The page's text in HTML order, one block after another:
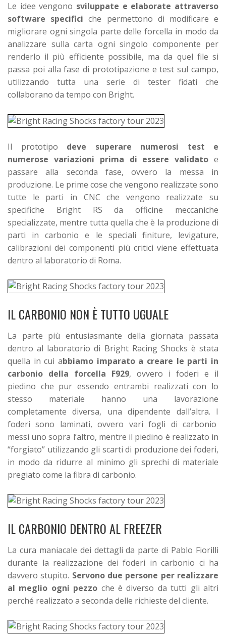
Le idee vengono sviluppate e elaborate attraverso
software specificiche permettono di modificare e
migliorare ogni singola parte delle forcella in modo da
analizzare sulla carta ogni singolo componente per
renderlo il più efficiente possibile, ma da quel file si
passa poi alla fase di prototipazione e test sul campo,
utilizzando tutta una serie di tester fidati che
collaborano da tempo con Bright.
Il prototipo deve superare numerosi test e
numerose variazioni prima di essere validato e
passare alla seconda fase, ovvero la messa in
produzione. Le prime cose che vengono realizzate sono
tutte le parti in CNC che vengono realizzate su
specifiche Bright RS da officine meccaniche
specializzate, mentre tutta quella che è la produzione di
parti in carbonio e le speciali finiture, levigature,
calibrazioni dei componenti più critici viene effettuata
dentro al laboratorio di Roma.
IL CARBONIO NON È TUTTO UGUALE
La parte più entusiasmante della giornata passata
dentro al laboratorio di Bright Racing Shocks è stata
quella in cui abbiamo imparato a creare le parti in
carbonio della forcella F929, ovvero i foderi e il
piedino che pur essendo entrambi realizzati con lo
stesso materiale hanno una lavorazione
completamente diversa, una dipendente dall’altra. I
foderi sono laminati, ovvero vari fogli di carbonio
messi uno sopra l’altro, mentre il piedino è realizzato in
“forgiato” utilizzando gli scarti di produzione dei foderi,
in modo da ridurre al minimo gli sprechi di materiale
pregiato come la fibra di carbonio.
IL CARBONIO DENTRO AL FREEZER
La cura maniacale dei dettagli da parte di Pablo Fiorilli
durante la realizzazione dei foderi in carbonio ci ha
davvero stupito. Servono due persone per realizzare
al meglio ogni pezzo che è diverso da tutti gli altri
perché realizzato a seconda delle richieste del cliente.